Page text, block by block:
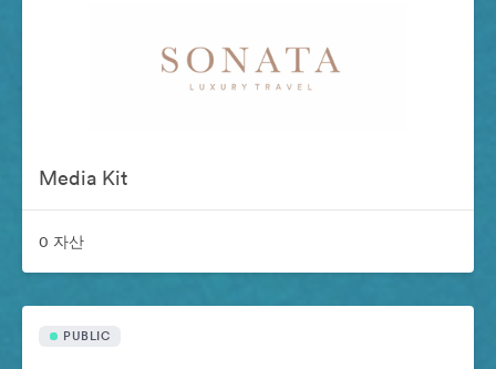
Media Kit
0 자산
PUBLIC